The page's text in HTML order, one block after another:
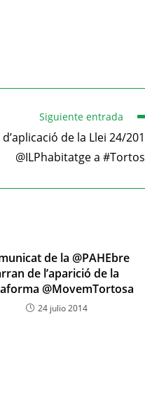
Siguiente entrada
de la Llei 24/
@ILPhabitatge a
de la @PAHEbre
de l’aparició de la
@MovemTortosa
24 julio 2014